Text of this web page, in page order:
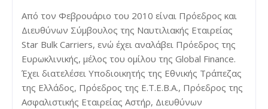
Aπό τον Φεβρουάριο του 2010 είναι Πρόεδρος και
Διευθύνων Σύμβουλος της Ναυτιλιακής Εταιρείας
Star Bulk Carriers, ενώ έχει αναλάβει Πρόεδρος της
Ευρωκλινικής, μέλος του ομίλου της Global Finance.
Έχει διατελέσει Υποδιοικητής της Εθνικής Τράπεζας
της Ελλάδος, Πρόεδρος της Ε.Τ.Ε.Β.Α., Πρόεδρος της
Ασφαλιστικής Εταιρείας Αστήρ, Διευθύνων